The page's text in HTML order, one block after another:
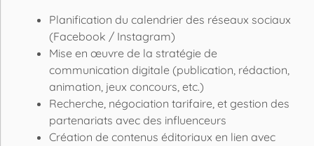
Planification du calendrier des réseaux sociaux
(Facebook / Instagram)
Mise en œuvre de la stratégie de
communication digitale (publication, rédaction,
animation, jeux concours, etc.)
Recherche, négociation tarifaire, et gestion des
partenariats avec des influenceurs
Création de contenus éditoriaux en lien avec